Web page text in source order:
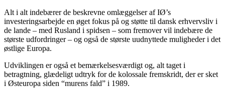
Alt i alt indebærer de beskrevne omlæggelser af IØ’s
investeringsarbejde en øget fokus på og støtte til dansk erhvervsliv i
de lande – med Rusland i spidsen – som fremover vil indebære de
største udfordringer – og også de største uudnyttede muligheder i det
østlige Europa.
Udviklingen er også et bemærkelsesværdigt og, alt taget i
betragtning, glædeligt udtryk for de kolossale fremskridt, der er sket
i Østeuropa siden “murens fald” i 1989.